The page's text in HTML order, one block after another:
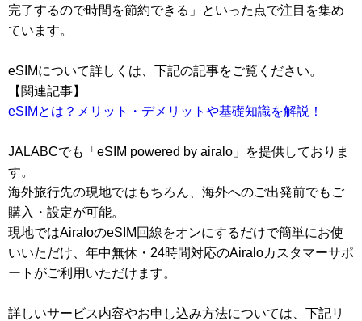
完了するので時間を節約できる」といった点で注目を集め
ています。
eSIMについて詳しくは、下記の記事をご覧ください。
【関連記事】
eSIMとは？メリット・デメリットや基礎知識を解説！
JALABCでも「eSIM powered by airalo」を提供しておりま
す。
海外旅行先の現地ではもちろん、海外へのご出発前でもご
購入・設定が可能。
現地ではAiraloのeSIM回線をオンにするだけで簡単にお使
いいただけ、年中無休・24時間対応のAiraloカスタマーサポ
ートがご利用いただけます。
詳しいサービス内容やお申し込み方法については、下記リ